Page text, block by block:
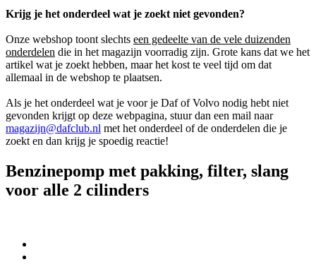
Krijg je het onderdeel wat je zoekt niet gevonden?
Onze webshop toont slechts een gedeelte van de vele duizenden
onderdelen die in het magazijn voorradig zijn. Grote kans dat we het
artikel wat je zoekt hebben, maar het kost te veel tijd om dat
allemaal in de webshop te plaatsen.
Als je het onderdeel wat je voor je Daf of Volvo nodig hebt niet
gevonden krijgt op deze webpagina, stuur dan een mail naar
magazijn@dafclub.nl met het onderdeel of de onderdelen die je
zoekt en dan krijg je spoedig reactie!
Benzinepomp met pakking, filter, slang
voor alle 2 cilinders